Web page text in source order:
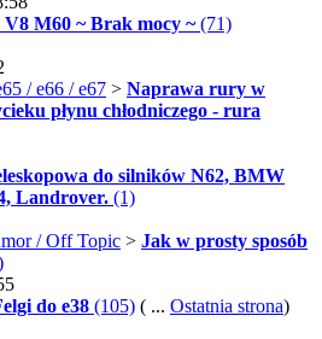
M60 ~ Brak mocy ~(71)
/ e66 / e67 > Naprawa rury w
płynu chłodniczego - rura
do silników N62, BMW
Landrover. (1)
/ Off Topic > Jak w prosty sposób
do e38 (105) ( ... Ostatnia strona)